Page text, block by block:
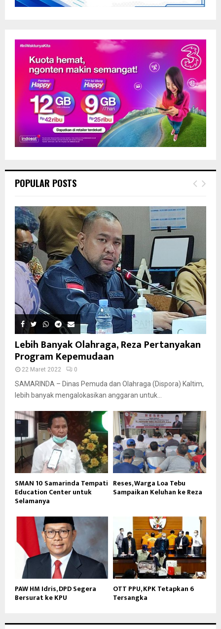
POPULAR POSTS
Lebih Banyak Olahraga, Reza Pertanyakan
Program Kepemudaan
22 Maret 2022 0
SAMARINDA – Dinas Pemuda dan Olahraga (Dispora) Kaltim,
lebih banyak mengalokasikan anggaran untuk...
SMAN 10 Samarinda Tempati
Education Center untuk
Selamanya
Reses, Warga Loa Tebu
Sampaikan Keluhan ke Reza
PAW HM Idris, DPD Segera
Bersurat ke KPU
OTT PPU, KPK Tetapkan 6
Tersangka